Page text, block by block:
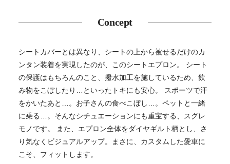
Concept
シートカバーとは異なり、シートの上から被せるだけのカ
ンタン装着を実現したのが、このシートエプロン。 シート
の保護はもちろんのこと、撥水加工を施しているため、飲
み物をこぼしたり…といったトキにも安心。 スポーツで汗
をかいたあと…。お子さんの食べこぼし…。ペットと一緒
に乗る…。そんなシチュエーションにも重宝する、スグレ
モノです。 また、エプロン全体をダイヤギルト柄とし、さ
り気なくビジュアルアップ。まさに、カスタムした愛車に
こそ、フィットします。